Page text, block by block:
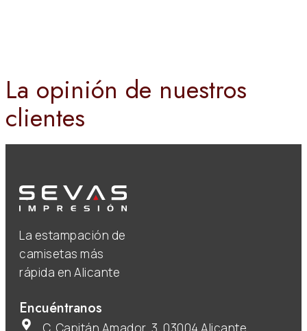
La opinión de nuestros
clientes
La estampación de
camisetas más
rápida en Alicante
Encuéntranos